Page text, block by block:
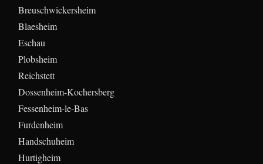
Breuschwickersheim
Blaesheim
Eschau
Plobsheim
Reichstett
Dossenheim-Kochersberg
Fessenheim-le-Bas
Furdenheim
Handschuheim
Hurtigheim